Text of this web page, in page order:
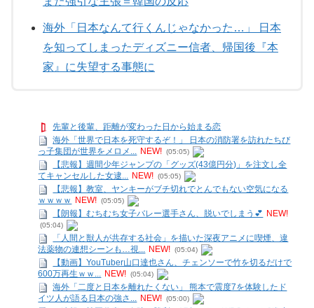
海外「日本なんて行くんじゃなかった…」 日本
を知ってしまったディズニー信者、帰国後『本
家』に失望する事態に
先輩と後輩、距離が変わった日から始まる恋
海外「世界で日本を死守するぞ！」 日本の消防署を訪れたちび
っ子集団が世界をメロメ...
NEW! (05:05)
【悲報】週間少年ジャンプの「グッズ(43億円分)」を注文し全
てキャンセルした女逮...
NEW! (05:05)
【悲報】教室、ヤンキーがブチ切れでとんでもない空気になる
ｗｗｗｗ NEW! (05:05)
【朗報】むちむち女子バレー選手さん、脱いでしまう💕 NEW!
(05:04)
「人間と獣人が共存する社会」を描いた深夜アニメに喫煙、違
法薬物の連想シーンも…視...
NEW! (05:04)
【動画】YouTuber山口達也さん、チェンソーで竹を切るだけで
600万再生ｗｗ...
NEW! (05:04)
海外「二度と日本を離れたくない」 熊本で震度7を体験したド
イツ人が語る日本の強さ...
NEW! (05:00)